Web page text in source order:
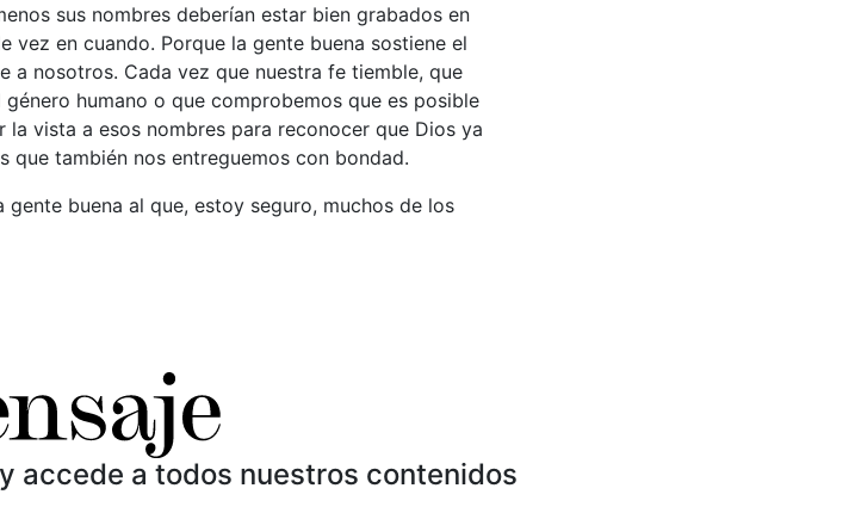
sus nombres deberían estar bien grabados en
vez en cuando. Porque la gente buena sostiene el
a nosotros. Cada vez que nuestra fe tiemble, que
humano o que comprobemos que es posible
vista a esos nombres para reconocer que Dios ya
que también nos entreguemos con bondad.
buena al que, estoy seguro, muchos de los
accede a todos nuestros contenidos